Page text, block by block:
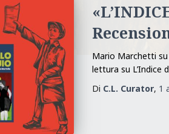
Mario Marchetti su
lettura su L’Indice
Di C.L. Curator, 1